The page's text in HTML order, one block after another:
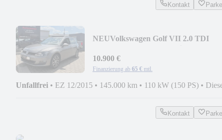
Kontakt
NEUVolkswagen Golf VII 2.0 TDI
10.900 €
Finanzierung ab 65 € mtl.
Unfallfrei • EZ 12/2015 • 145.000 km • 110 kW (150 PS) •
Kontakt